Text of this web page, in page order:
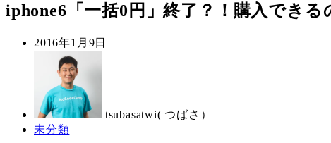
iphone6「一括0円」終了？！購入できる
投
2016年1月9日
tsubasatwi( つばさ）
カ
未分類